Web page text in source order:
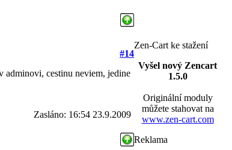
#14
adminovi, cestinu neviem, jedine
Zasláno: 16:54 23.9.2009
Zen-Cart ke stažení
Vyšel nový Zencart
1.5.0
Originální moduly
můžete stahovat na
www.zen-cart.com
Reklama